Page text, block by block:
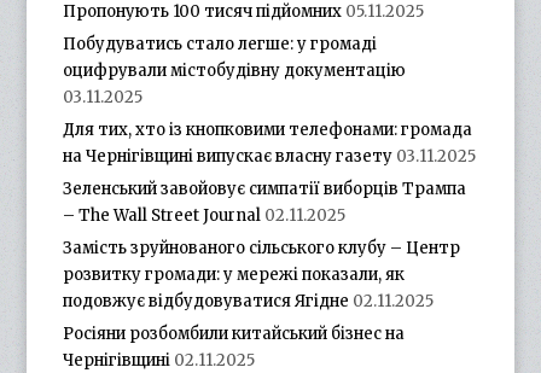
Пропонують 100 тисяч підйомних 05.11.2025
Побудуватись стало легше: у громаді
оцифрували містобудівну документацію
03.11.2025
Для тих, хто із кнопковими телефонами: громада
на Чернігівщині випускає власну газету 03.11.2025
Зеленський завойовує симпатії виборців Трампа
– The Wall Street Journal 02.11.2025
Замість зруйнованого сільського клубу – Центр
розвитку громади: у мережі показали, як
подовжує відбудовуватися Ягідне 02.11.2025
Росіяни розбомбили китайський бізнес на
Чернігівщині 02.11.2025